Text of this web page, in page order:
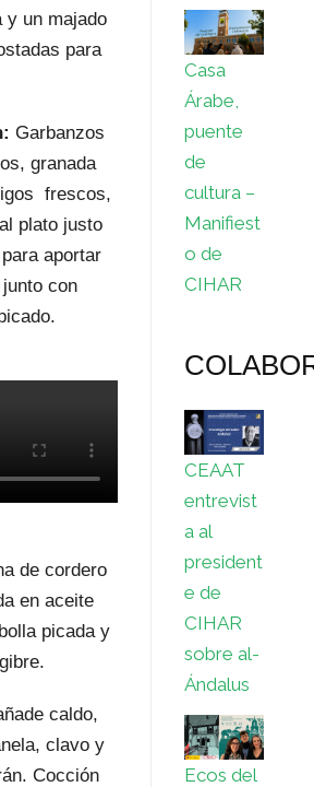
y un majado
para
Garbanzos
granada
frescos,
plato justo
aportar
con
de cordero
en aceite
picada y
caldo,
clavo y
Cocción
Casa
Árabe,
puente
de
cultura –
Manifiest
o de
CIHAR
CEAAT
entrevist
a al
president
e de
CIHAR
sobre al-
Ándalus
Ecos del